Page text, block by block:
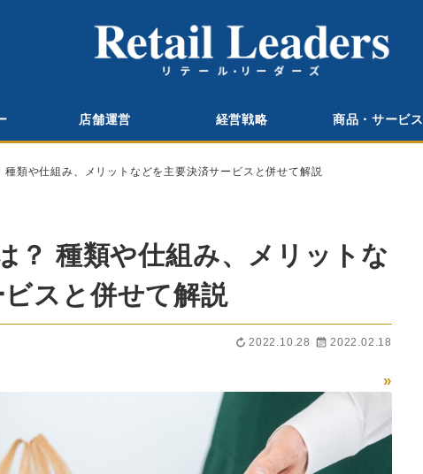
店舗運営 経営戦略 商品・サービス
種類や仕組み、メリットなどを主要決済サービスと併せて解説
？ 種類や仕組み、メリットな
スと併せて解説
2022.10.28 2022.02.18
»